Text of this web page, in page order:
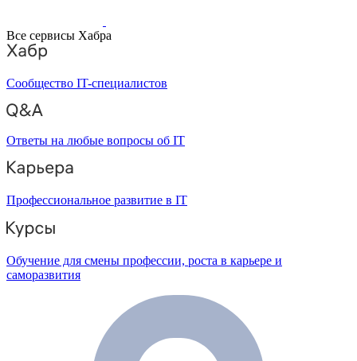
Все сервисы Хабра
Сообщество IT-специалистов
Ответы на любые вопросы об IT
Профессиональное развитие в IT
Обучение для смены профессии, роста в карьере и
саморазвития